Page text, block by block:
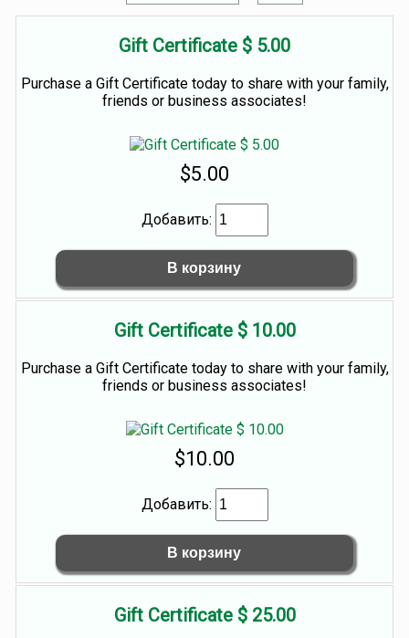
Gift Certificate $ 5.00
Purchase a Gift Certificate today to share with your family,
friends or business associates!
$5.00
Добавить:
Gift Certificate $ 10.00
Purchase a Gift Certificate today to share with your family,
friends or business associates!
$10.00
Добавить:
Gift Certificate $ 25.00